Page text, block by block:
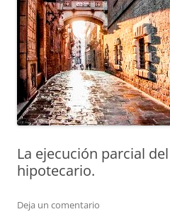
La ejecución parcial
hipotecario.
Deja un comentario